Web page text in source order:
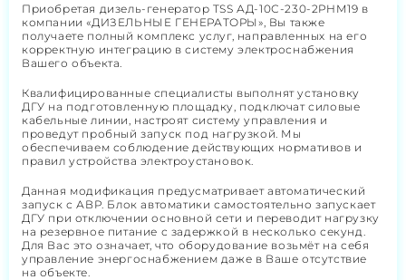
Приобретая дизель-генератор TSS АД-10С-230-2РНМ19 в
компании «ДИЗЕЛЬНЫЕ ГЕНЕРАТОРЫ», Вы также
получаете полный комплекс услуг, направленных на его
корректную интеграцию в систему электроснабжения
Вашего объекта.
Квалифицированные специалисты выполнят установку
ДГУ на подготовленную площадку, подключат силовые
кабельные линии, настроят систему управления и
проведут пробный запуск под нагрузкой. Мы
обеспечиваем соблюдение действующих нормативов и
правил устройства электроустановок.
Данная модификация предусматривает автоматический
запуск с АВР. Блок автоматики самостоятельно запускает
ДГУ при отключении основной сети и переводит нагрузку
на резервное питание с задержкой в несколько секунд.
Для Вас это означает, что оборудование возьмёт на себя
управление энергоснабжением даже в Ваше отсутствие
на объекте.